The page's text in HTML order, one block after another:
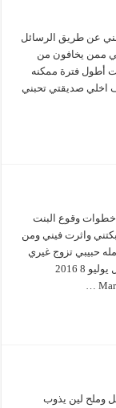
عن طريق الرسائل
ممن يخافون من
أطول فترة ممكنه
اخلي صديقتي تحبني
وقوع البنت
واثرت فيني ومن
حبيبي تزوج غيري
اعطيته الحب فتزوج. كيف اخلي حبيبي يموت فيني سئل يوليو 8 2016
في ماء قليل وملح لين يذوب